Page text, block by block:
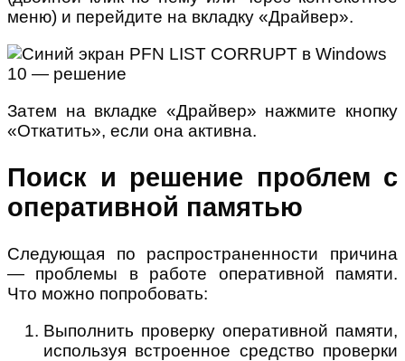
меню) и перейдите на вкладку «Драйвер».
Затем на вкладке «Драйвер» нажмите кнопку
«Откатить», если она активна.
Поиск и решение проблем с
оперативной памятью
Следующая по распространенности причина
— проблемы в работе оперативной памяти.
Что можно попробовать:
Выполнить проверку оперативной памяти,
используя встроенное средство проверки